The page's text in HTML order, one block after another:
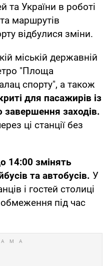
та України в роботі
маршрутів
відбулися зміни.
міській державній
"Площа
спорту", а також
для пасажирів із
завершення заходів.
ці станції без
14:00 змінять
та автобусів. У
і гостей столиці
під час